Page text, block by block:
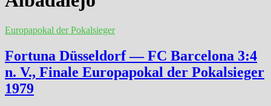
Europapokal der Pokalsieger
Fortuna Düsseldorf — FC Barcelona 3:4
n. V., Finale Europapokal der Pokalsieger
1979